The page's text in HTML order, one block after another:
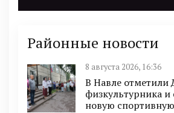
Районные новости
8 августа 2026, 16:36
В Навле отметили
физкультурника
новую